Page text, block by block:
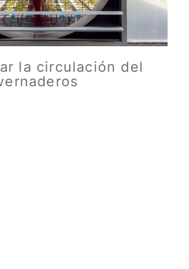
la circulación del